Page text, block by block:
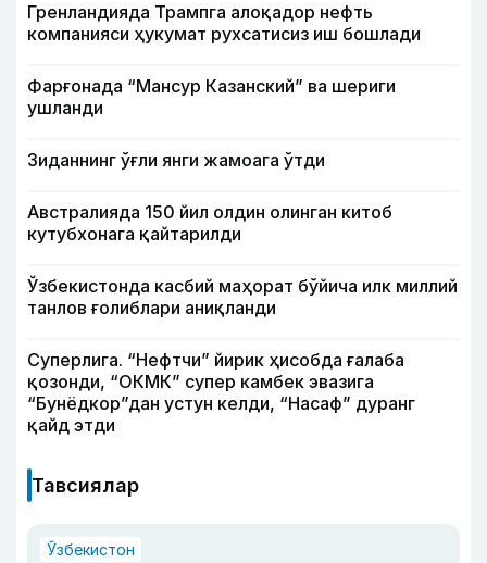
Гренландияда Трампга алоқадор нефть
компанияси ҳукумат рухсатисиз иш бошлади
Фарғонада “Мансур Казанский” ва шериги
ушланди
Зиданнинг ўғли янги жамоага ўтди
Австралияда 150 йил олдин олинган китоб
кутубхонага қайтарилди
Ўзбекистонда касбий маҳорат бўйича илк миллий
танлов ғолиблари аниқланди
Суперлига. “Нефтчи” йирик ҳисобда ғалаба
қозонди, “ОКМК” супер камбек эвазига
“Бунёдкор”дан устун келди, “Насаф” дуранг
қайд этди
Тавсиялар
Ўзбекистон